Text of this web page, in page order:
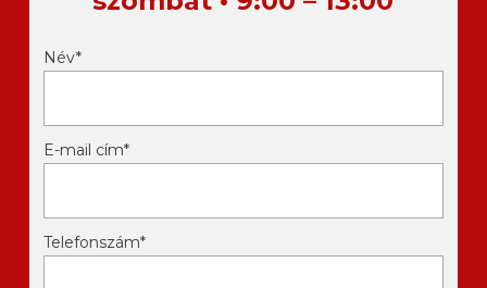
Név*
E-mail cím*
Telefonszám*